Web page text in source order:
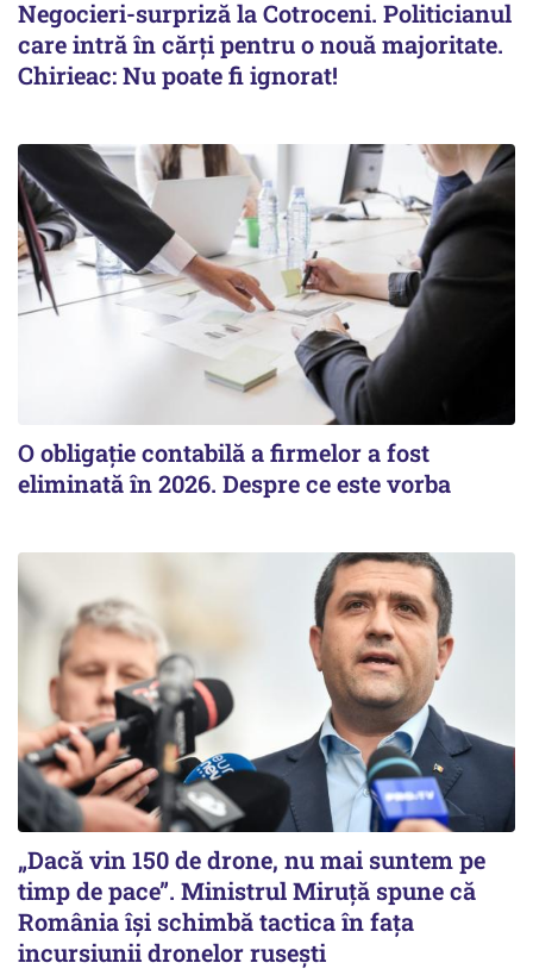
Negocieri-surpriză la Cotroceni. Politicianul
care intră în cărți pentru o nouă majoritate.
Chirieac: Nu poate fi ignorat!
O obligație contabilă a firmelor a fost
eliminată în 2026. Despre ce este vorba
„Dacă vin 150 de drone, nu mai suntem pe
timp de pace”. Ministrul Miruţă spune că
România își schimbă tactica în fața
incursiunii dronelor rusești